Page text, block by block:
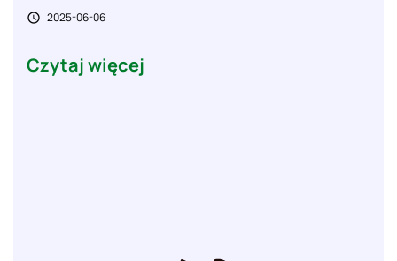
 2025-06-06
Czytaj więcej